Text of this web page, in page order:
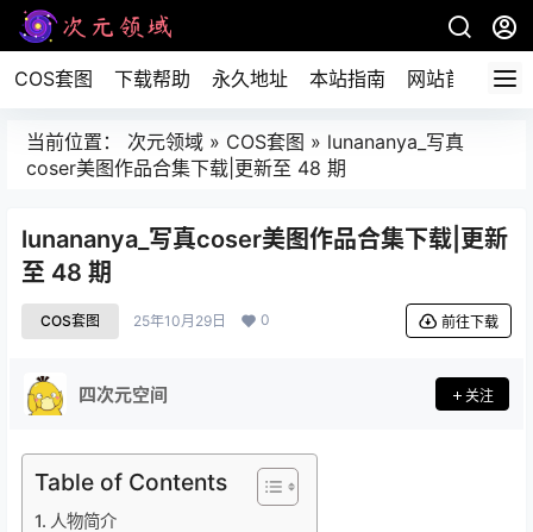
COS套图 下载帮助 永久地址 本站指南 网站首页
当前位置： 次元领域 » COS套图 » lunananya_写真
coser美图作品合集下载|更新至 48 期
lunananya_写真coser美图作品合集下载|更新
至 48 期
COS套图 25年10月29日 0 前往下载
四次元空间 关注
Table of Contents
人物简介